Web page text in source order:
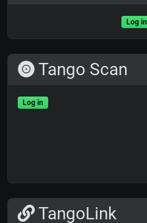
Log in
Tango Scan
Log in
TangoLink